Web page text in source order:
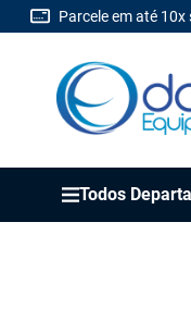
Parcele em até 10x
Todos